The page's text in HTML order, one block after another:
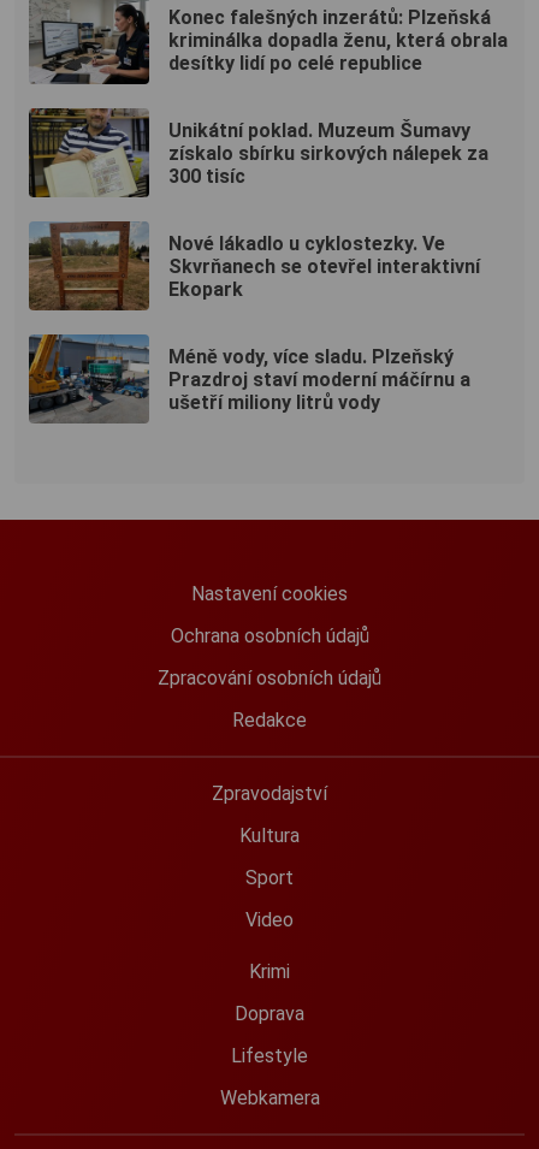
Konec falešných inzerátů: Plzeňská
kriminálka dopadla ženu, která obrala
desítky lidí po celé republice
Unikátní poklad. Muzeum Šumavy
získalo sbírku sirkových nálepek za
300 tisíc
Nové lákadlo u cyklostezky. Ve
Skvrňanech se otevřel interaktivní
Ekopark
Méně vody, více sladu. Plzeňský
Prazdroj staví moderní máčírnu a
ušetří miliony litrů vody
Nastavení cookies
Ochrana osobních údajů
Zpracování osobních údajů
Redakce
Zpravodajství
Kultura
Sport
Video
Krimi
Doprava
Lifestyle
Webkamera